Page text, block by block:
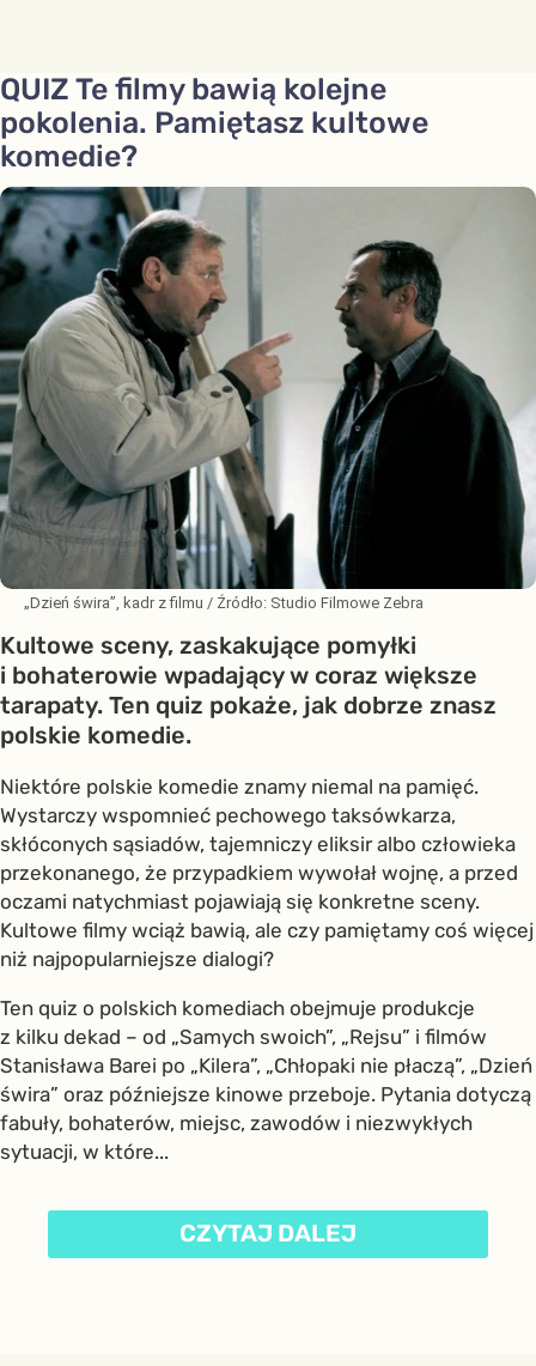
QUIZ Te filmy bawią kolejne
pokolenia. Pamiętasz kultowe
komedie?
„Dzień świra”, kadr z filmu / Źródło: Studio Filmowe Zebra
Kultowe sceny, zaskakujące pomyłki
i bohaterowie wpadający w coraz większe
tarapaty. Ten quiz pokaże, jak dobrze znasz
polskie komedie.
Niektóre polskie komedie znamy niemal na pamięć.
Wystarczy wspomnieć pechowego taksówkarza,
skłóconych sąsiadów, tajemniczy eliksir albo człowieka
przekonanego, że przypadkiem wywołał wojnę, a przed
oczami natychmiast pojawiają się konkretne sceny.
Kultowe filmy wciąż bawią, ale czy pamiętamy coś więcej
niż najpopularniejsze dialogi?
Ten quiz o polskich komediach obejmuje produkcje
z kilku dekad – od „Samych swoich”, „Rejsu” i filmów
Stanisława Barei po „Kilera”, „Chłopaki nie płaczą”, „Dzień
świra” oraz późniejsze kinowe przeboje. Pytania dotyczą
fabuły, bohaterów, miejsc, zawodów i niezwykłych
sytuacji, w które...
CZYTAJ DALEJ